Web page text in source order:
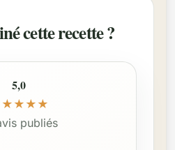
cette recette ?
5,0
★ ★ ★ ★
publiés